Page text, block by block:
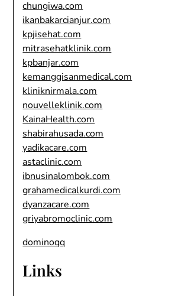
chungiwa.com
ikanbakarcianjur.com
kpjisehat.com
mitrasehatklinik.com
kpbanjar.com
kemanggisanmedical.com
kliniknirmala.com
nouvelleklinik.com
KainaHealth.com
shabirahusada.com
yadikacare.com
astaclinic.com
ibnusinalombok.com
grahamedicalkurdi.com
dyanzacare.com
griyabromoclinic.com
dominoqq
Links